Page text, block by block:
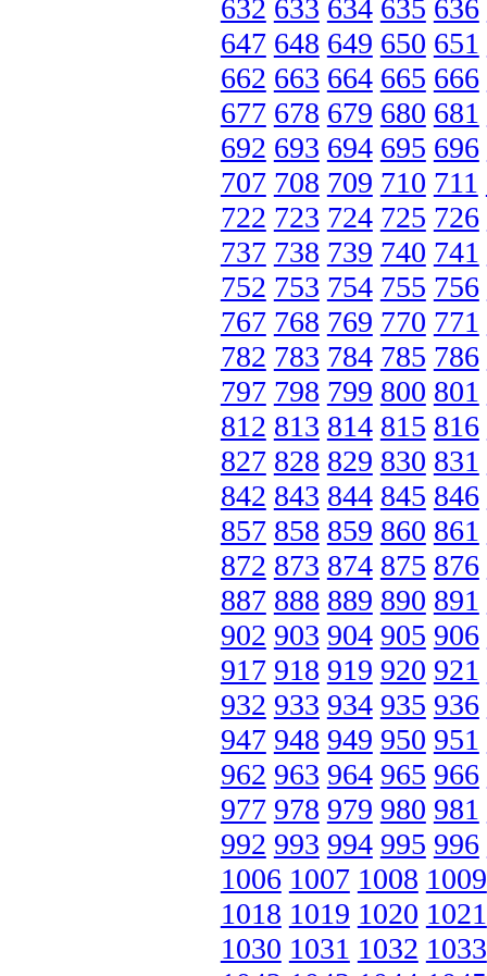
632 633 634 635 636
647 648 649 650 651
662 663 664 665 666
677 678 679 680 681
692 693 694 695 696
707 708 709 710 711
722 723 724 725 726
737 738 739 740 741
752 753 754 755 756
767 768 769 770 771
782 783 784 785 786
797 798 799 800 801
812 813 814 815 816
827 828 829 830 831
842 843 844 845 846
857 858 859 860 861
872 873 874 875 876
887 888 889 890 891
902 903 904 905 906
917 918 919 920 921
932 933 934 935 936
947 948 949 950 951
962 963 964 965 966
977 978 979 980 981
992 993 994 995 996
1006 1007 1008 1009
1018 1019 1020 1021
1030 1031 1032 1033